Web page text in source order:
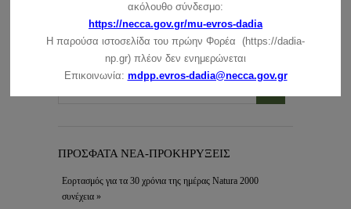
ΑΝΑΖΗΤΗΣΗ
ΠΡΟΣΦΑΤΑ ΝΕΑ-ΠΡΟΚΗΡΥΞΕΙΣ
Εορτασμός για τα 30 χρόνια της ημέρας Natura 2000
συνέχεια »
ακόλουθο σύνδεσμο:
https://necca.gov.gr/mu-evros-dadia
Η παρούσα ιστοσελίδα του πρώην Φορέα (https://dadia-
np.gr) πλέον δεν ενημερώνεται
Επικοινωνία: mdpp.evros-dadia@necca.gov.gr